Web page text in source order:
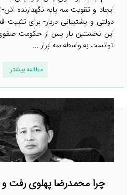
ایجاد و تقویت سه پایه نگهدارنده
دولتی و پشتیبانی دربار- برای
این نخستین بار پس از حکومت
توانست به واسطه سه ابزار ...
مطالعه بیشتر
چرا محمدرضا پهلوی رفت و